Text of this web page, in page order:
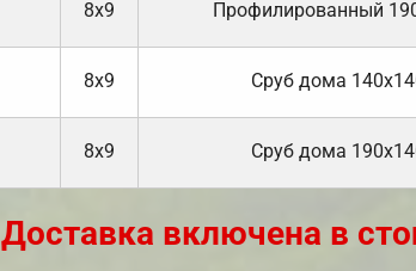
8х9 Профилированный
8х9 Cруб дома
8х9 Cруб дома
Доставка включена в